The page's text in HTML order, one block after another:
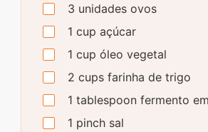
3 unidades ovos
1 cup açúcar
1 cup óleo vegetal
2 cups farinha de trigo
1 tablespoon fermento
1 pinch sal